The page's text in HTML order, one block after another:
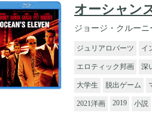
オーシャン
ジョージ・クルーニ
ジュリアロバーツ イ
エロティック邦画 深
大学生 脱出ゲーム
2021洋画 2019 小説